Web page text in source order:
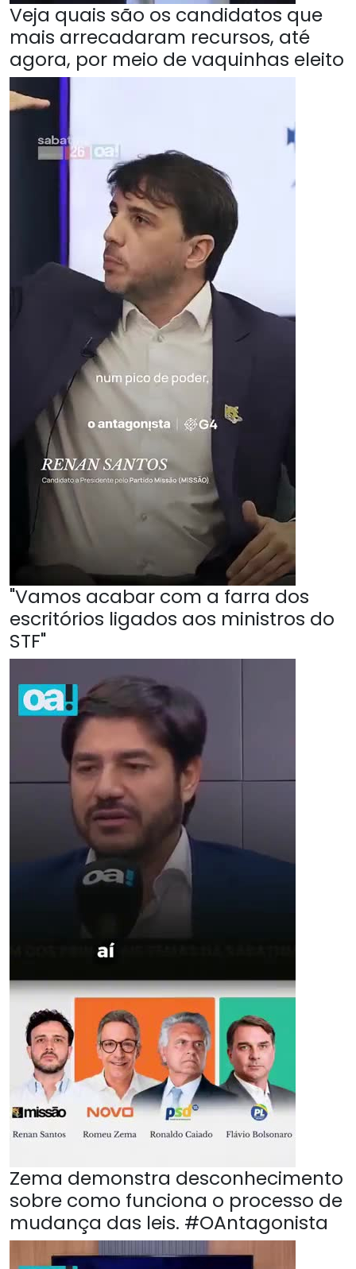
Veja quais são os candidatos que
mais arrecadaram recursos, até
agora, por meio de vaquinhas eleito
"Vamos acabar com a farra dos
escritórios ligados aos ministros do
STF"
Zema demonstra desconhecimento
sobre como funciona o processo de
mudança das leis. #OAntagonista